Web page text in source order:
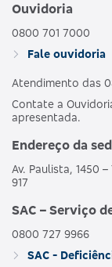
Ouvidoria
0800 701 7000
Fale ouvidoria
Atendimento das
Contate a
apresentada.
Endereço da
Av. Paulista, 1450
917
SAC – Serviço
0800 727 9966
SAC -